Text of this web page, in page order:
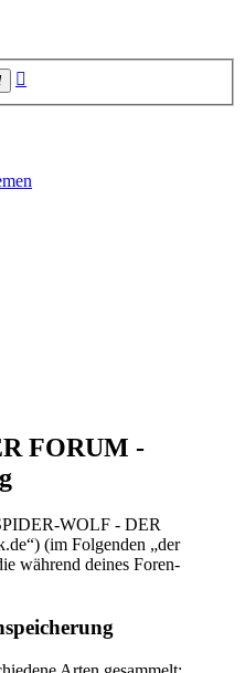
Suche
FORUM -
WOLF - DER
(im Folgenden „der
während deines Foren-